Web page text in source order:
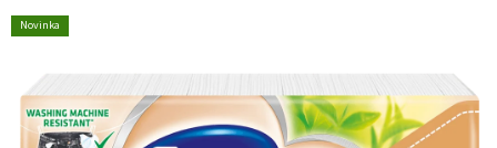
produktu
Novinka